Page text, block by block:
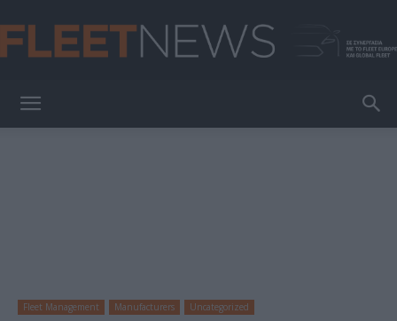
Fleet Management Manufacturers Uncategorized